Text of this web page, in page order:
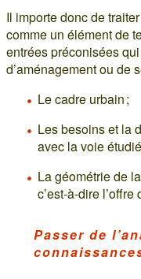
Il importe donc de
comme un élément de
entrées préconisées
d’aménagement ou de
Le cadre urbain ;
Les besoins et la
avec la voie
La géométrie de
c’est-à-dire
Passer de